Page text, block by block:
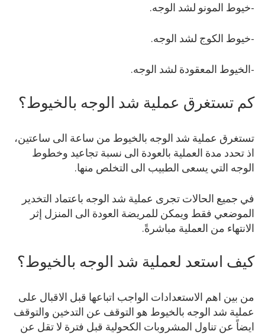
-خيوط المونو لشد الوجه.
-خيوط الكوج لشد الوجه.
-الخيوط المعقودة لشد الوجه.
كم تستغرق عملية شد الوجه بالخيوط؟
تستغرق عملية شد الوجه بالخيوط من ساعة الى ساعتين،
اذ تحدد مدة العملية بالعودة الى نسبة تجاعيد وخطوط
الوجه التي يسعى الطبيب الى التخلص منها.
في جميع الحالات تجرى عملية شد الوجه باعتماد التخدير
الموضعي فقط ويمكن للمريضة العودة الى المنزل إثر
الانتهاء من العملية مباشرةً.
كيف استعد لعملية شد الوجه بالخيوط؟
من بين اهم الاستعدادات الواجب اتباعها قبل الاقبال على
عملية شد الوجه بالخيوط هو التوقف عن التدخين والتوقف
ايضاً عن تناول المشروبات الكحولية قبل فترة لا تقل عن